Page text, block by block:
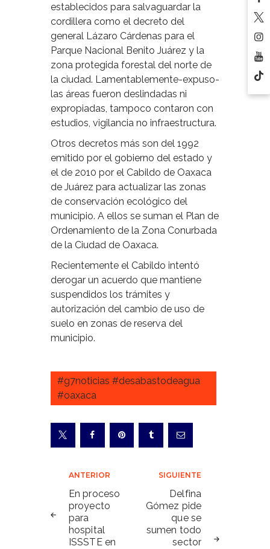
establecidos para salvaguardar la
cordillera como el decreto del
general Lázaro Cárdenas para el
Parque Nacional Benito Juárez y la
zona protegida forestal del norte de
la ciudad. Lamentablemente-expuso-
las áreas fueron deslindadas ni
expropiadas, tampoco contaron con
estudios, vigilancia no infraestructura.
Otros decretos más son del 1992
emitido por el gobierno del estado y
el de 2010 por el Cabildo de Oaxaca
de Juárez para actualizar las zonas
de conservación ecológico del
municipio. A ellos se suman el Plan de
Ordenamiento de la Zona Conurbada
de la Ciudad de Oaxaca.
Recientemente el Cabildo intentó
derogar un acuerdo que mantiene
suspendidos los trámites y
autorización del cambio de uso de
suelo en zonas de reserva del
municipio.
#g7noticias #desabastodeagua
#oaxaca
Navegación
de
entradas
ANTERIOR
En proceso
proyecto
para
hospital
ISSSTE en
SIGUIENTE
Delfina
Gómez pide
que se
sumen todo
sector